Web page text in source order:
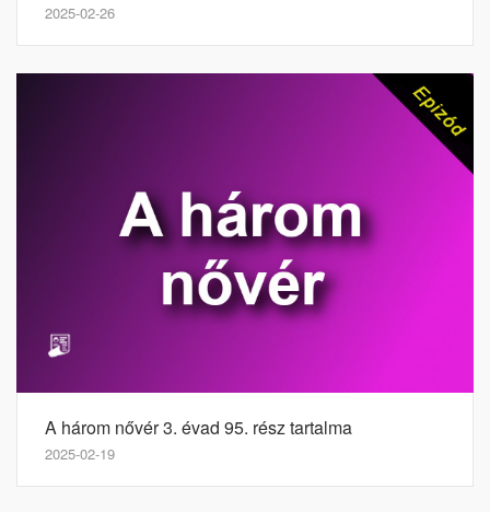
2025-02-26
A három nővér 3. évad 95. rész tartalma
2025-02-19